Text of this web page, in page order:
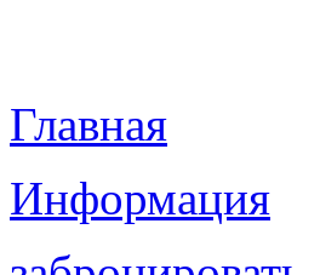
Главная
Информация